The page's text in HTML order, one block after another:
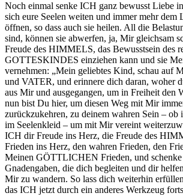
Noch einmal senke ICH ganz bewusst Liebe
sich eure Seelen weiten und immer mehr
öffnen, so dass auch sie heilen. All die
sind, können sie abwerfen, ja, Mir gleichsam
Freude des HIMMELS, das Bewusstsein des
GOTTESKINDES einziehen kann und sie
vernehmen: „Mein geliebtes Kind, schau auf
und VATER, und erinnere dich daran, woher
aus Mir und ausgegangen, um in Freiheit den
nun bist Du hier, um diesen Weg mit Mir
zurückzukehren, zu deinem wahren Sein – ob
im Seelenkleid – um mit Mir vereint
ICH dir Freude ins Herz, die Freude des
Frieden ins Herz, den wahren Frieden, den
Meinen GÖTTLICHEN Frieden, und
Gnadengaben, die dich begleiten und dir
Mir zu wandern. So lass dich weiterhin
das ICH jetzt durch ein anderes Werkzeug